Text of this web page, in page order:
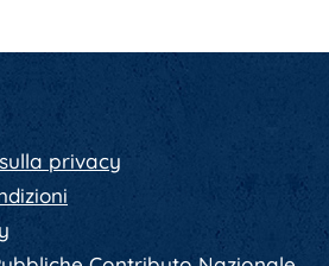
privacy